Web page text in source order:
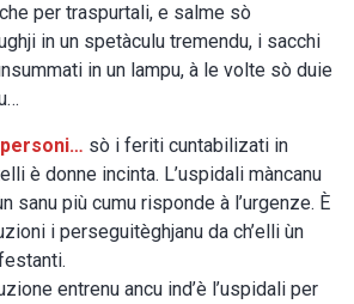
per traspurtali, e salme sò
in un spetàculu tremendu, i sacchi
in un lampu, à le volte sò duie
personi… sò i feriti cuntabilizati in
è donne incinta. L’uspidali màncanu
sanu più cumu risponde à l’urgenze. È
i perseguitèghjanu da ch’elli ùn
entrenu ancu ind’è l’uspidali per